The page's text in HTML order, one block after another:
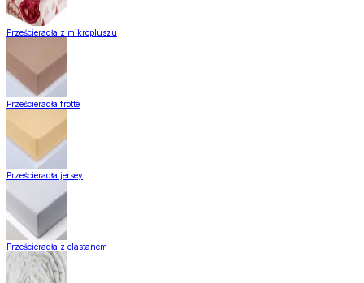
Prześcieradła z mikropluszu
Prześcieradła frotte
Prześcieradła jersey
Prześcieradła z elastanem